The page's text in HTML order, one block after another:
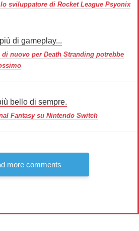
sviluppatore di Rocket League Psyonix
di gameplay...
nuovo per Death Stranding potrebbe
bello di sempre.
Fantasy su Nintendo Switch
more comments